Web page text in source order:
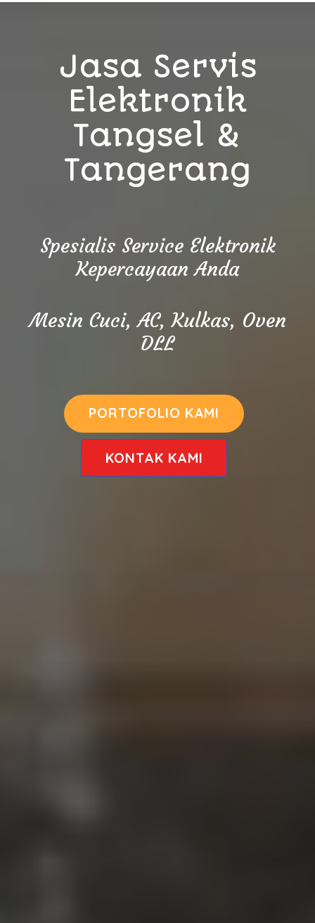
Jasa Servis
Elektronik
Tangsel &
Tangerang
Spesialis Service Elektronik
Kepercayaan Anda
Mesin Cuci, AC, Kulkas, Oven
DLL
PORTOFOLIO KAMI
KONTAK KAMI